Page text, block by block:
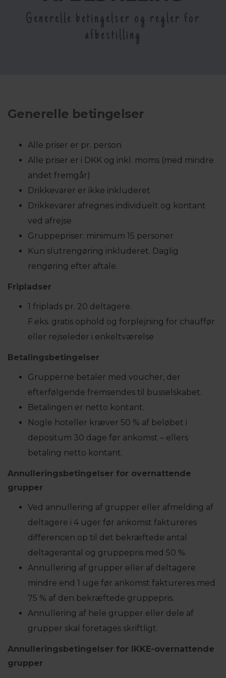
Generelle betingelser og regler for
afbestilling
Generelle betingelser
Alle priser er pr. person
Alle priser er i DKK og inkl. moms (med mindre
andet fremgår)
Drikkevarer er ikke inkluderet
Drikkevarer afregnes individuelt og kontant
ved afrejse
Gruppepriser: minimum 15 personer
Kun slutrengøring inkluderet. Daglig
rengøring efter aftale.
Fripladser
1 friplads pr. 20 deltagere.
F.eks. gratis ophold og forplejning for chauffør
eller rejseleder i enkeltværelse
Betalingsbetingelser
Grupperne betaler med voucher, der
efterfølgende fremsendes til busselskabet.
Betalingen er netto kontant.
Nogle hoteller kræver 50 % af beløbet i
depositum 30 dage før ankomst – ellers
betaling netto kontant.
Annulleringsbetingelser for overnattende
grupper
Ved annullering af grupper eller afmelding af
deltagere i 4 uger før ankomst faktureres
differencen op til det bekræftede antal
deltagerantal og gruppepris med 50 %.
Annullering af grupper eller af deltagere
mindre end 1 uge før ankomst faktureres med
75 % af den bekræftede gruppepris.
Annullering af hele grupper eller dele af
grupper skal foretages skriftligt.
Annulleringsbetingelser for IKKE-overnattende
grupper